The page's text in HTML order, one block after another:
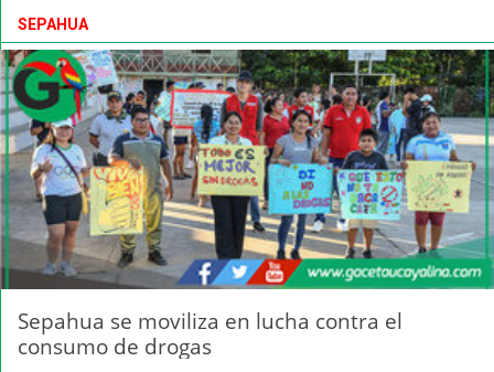
SEPAHUA
Sepahua se moviliza en lucha contra el
consumo de drogas